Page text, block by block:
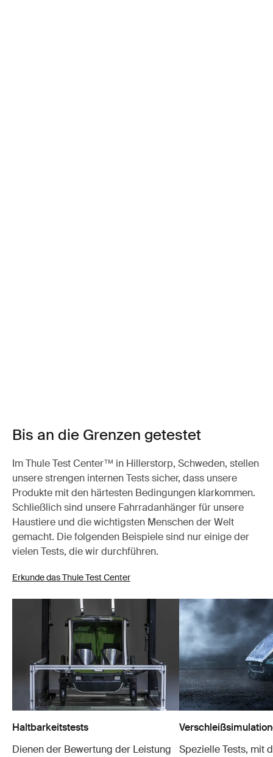
Bis an die Grenzen getestet
Im Thule Test Center™ in Hillerstorp, Schweden, stellen
unsere strengen internen Tests sicher, dass unsere
Produkte mit den härtesten Bedingungen klarkommen.
Schließlich sind unsere Fahrradanhänger für unsere
Haustiere und die wichtigsten Menschen der Welt
gemacht. Die folgenden Beispiele sind nur einige der
vielen Tests, die wir durchführen.
Erkunde das Thule Test Center
Haltbarkeitstests
Dienen der Bewertung der Leistung
Spezielle Tests, mit